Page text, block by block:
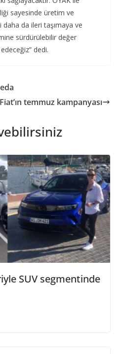
sayesinde üretim ve
da ileri taşımaya ve
sürdürülebilir değer
dedi.
Fiat’ın temmuz kampanyası
SUV segmentinde